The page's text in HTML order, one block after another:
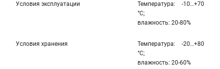
Условия эксплуатации
Температура: -10…+70
°С;
влажность: 20-80%
Условия хранения
Температура: -20…+80
°С;
влажность: 20-60%